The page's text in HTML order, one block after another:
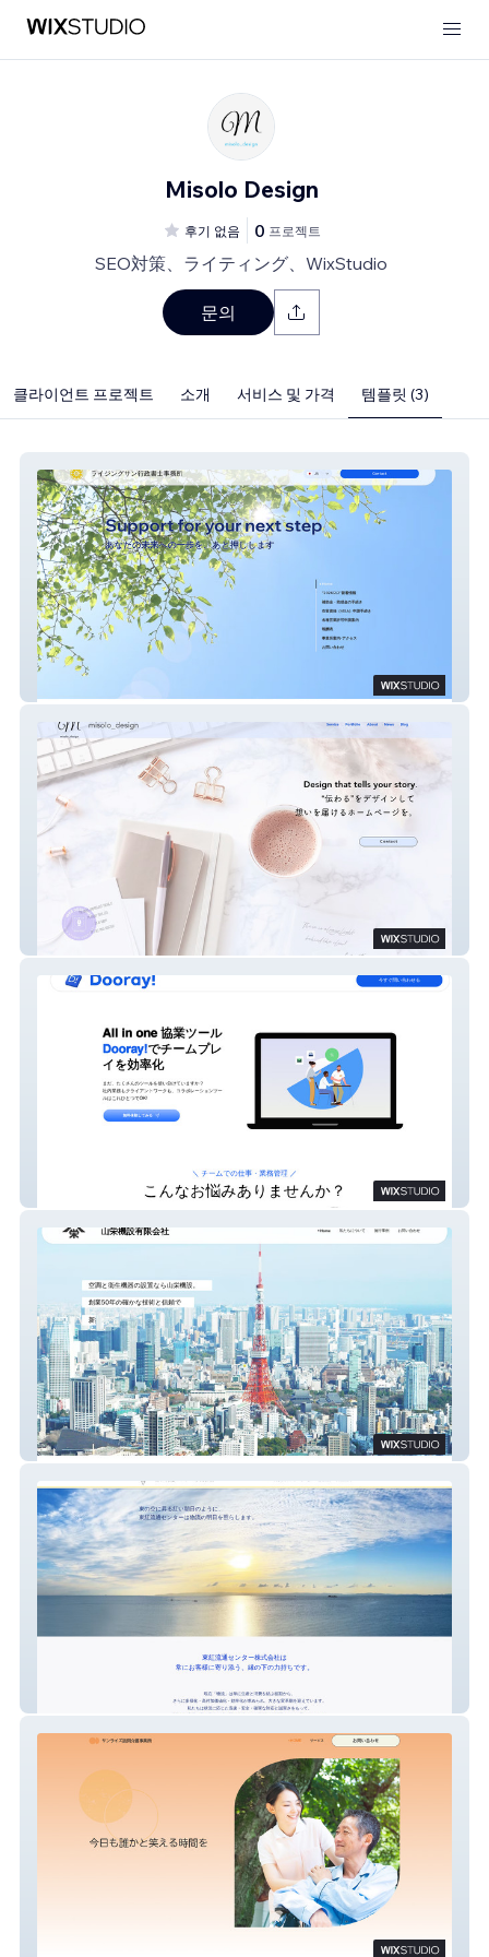
Misolo Design
후기 없음 0 프로젝트
SEO対策、ライティング、WixStudio
문의
클라이언트 프로젝트 소개 서비스 및 가격 템플릿 (3)
misolo_design
山栄機設有限会社
東紅流通センター株式会社